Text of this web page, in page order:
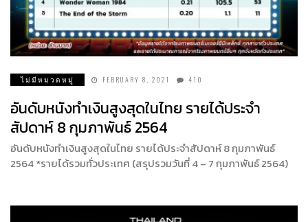
ไม่มีหมวดหมู่ FEBRUARY 8, 2021 410
อันดับหนังทำเงินสูงสุดในไทย รายได้ประจำ
สัปดาห์ 8 กุมภาพันธ์ 2564
อันดับหนังทำเงินสูงสุดในไทย รายได้ประจำสัปดาห์ 8 กุมภาพันธ์
2564 *รายได้รวมทั่วประเทศ (สรุปรวมวันที่ 4 – 7 กุมภาพันธ์ 2564)